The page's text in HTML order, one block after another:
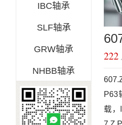
IBC轴承
SLF轴承
GRW轴承
NHBB轴承
222
P63
载，